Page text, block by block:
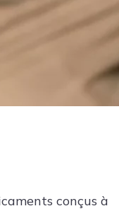
conçus à